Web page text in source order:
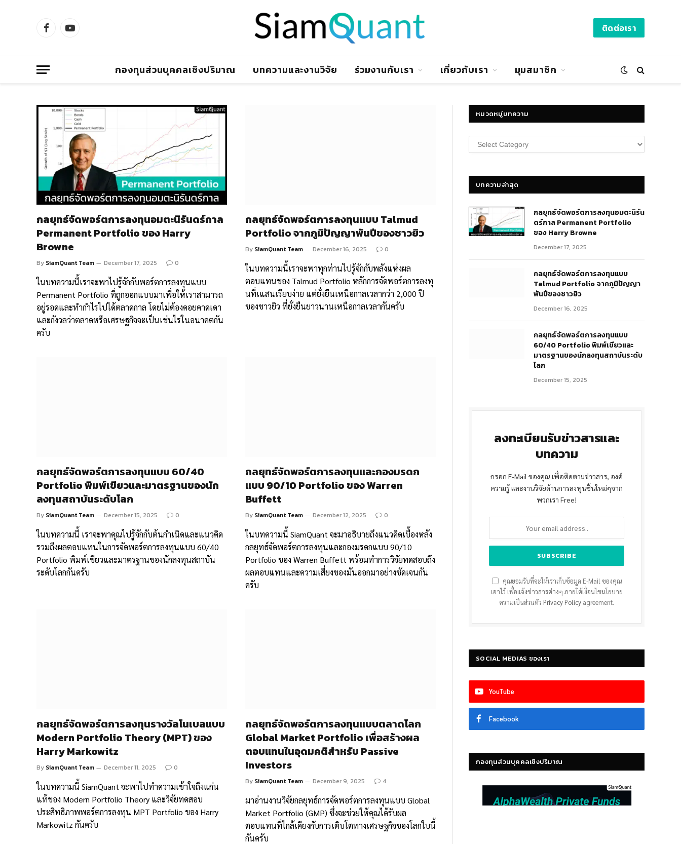
FacebookYouTube ติดต่อเรา
กองทุนส่วนบุคคลเชิงปริมาณ บทความและงานวิจัย ร่วมงานกับเรา เกี่ยวกับเรา มุมสมาชิก
กลยุทธ์​จัดพอร์ตการลงทุนอมตะนิรันดร์กาล
Permanent Portfolio ของ Harry
Browne
By SiamQuant Team December 17, 2025 0
ในบทความนี้เราจะพาไปรู้จักกับพอร์ตการลงทุนแบบ
Permanent Portfolio ที่ถูกออกแบบมาเพื่อให้เราสามารถ
อยู่รอดและทำกำไรไปได้ตลาดกาล โดยไม่ต้องคอยคาดเดา
และกังวลว่าตลาดหรือเศรษฐกิจจะเป็นเช่นไรในอนาคตกัน
ครับ
กลยุทธ์จัดพอร์ตการลงทุนแบบ Talmud
Portfolio จากภูมิปัญญาพันปีของชาวยิว
By SiamQuant Team December 16, 2025 0
ในบทความนี้เราจะพาทุกท่านไปรู้จักกับพลังแห่งผล
ตอบแทนของ Talmud Portfolio หลักการจัดพอร์ตการลงทุ
นที่เแสนเรียบง่าย แต่ยั่งยืนเหนือกาลเวลากว่า 2,000 ปี
ของชาวยิว ที่ยั่งยืนยาวนานเหนือกาลเวลากันครับ
กลยุทธ์จัดพอร์ตการลงทุนแบบ 60/40
Portfolio พิมพ์เขียวและมาตรฐานของนัก
ลงทุนสถาบันระดับโลก
By SiamQuant Team December 15, 2025 0
ในบทความนี้ เราจะพาคุณไปรู้จักกับต้นกำเนิดและแนวคิด
รวมถึงผลตอบแทนในการจัดพอร์ตการลงทุนแบบ 60/40
Portfolio พิมพ์เขียวและมาตรฐานของนักลงทุนสถาบัน
ระดับโลกกันครับ
กลยุทธ์จัดพอร์ตการลงทุนและกองมรดก
แบบ 90/10 Portfolio ของ Warren
Buffett
By SiamQuant Team December 12, 2025 0
ในบทความนี้ SiamQuant จะมาอธิบายถึงแนวคิดเบื้องหลัง
กลยุทธ์จัดพอร์ตการลงทุนและกองมรดกแบบ 90/10
Portfolio ของ Warren Buffett พร้อมทำการวิจัยทดสอบถึง
ผลตอบแทนและความเสี่ยงของมันออกมาอย่างชัดเจนกัน
ครับ
กลยุทธ์จัดพอร์ตการลงทุนรางวัลโนเบลแบบ
Modern Portfolio Theory (MPT) ของ
Harry Markowitz
By SiamQuant Team December 11, 2025 0
ในบทความนี้ SiamQuant จะพาไปทำความเข้าใจถึงแก่น
แท้ของ Modern Portfolio Theory และวิจัยทดสอบ
ประสิทธิภาพพอร์ตการลงทุน MPT Portfolio ของ Harry
Markowitz กันครับ
กลยุทธ์จัดพอร์ตการลงทุนแบบตลาดโลก
Global Market Portfolio เพื่อสร้างผล
ตอบแทนในอุดมคติสำหรับ Passive
Investors
By SiamQuant Team December 9, 2025 4
มาอ่านงานวิจัยกลยุทธ์การจัดพอร์ตการลงทุนแบบ Global
Market Portfolio (GMP) ซึ่งจะช่วยให้คุณได้รับผล
ตอบแทนที่ไกล้เคียงกับการเติบโตทางเศรษฐกิจของโลกใบนี้
กันครับ
หมวดหมู่บทความ
หมวด
หมู่
บทความล่าสุด
กลยุทธ์​จัดพอร์ตการลงทุนอมตะนิรัน
ดร์กาล Permanent Portfolio
ของ Harry Browne
December 17, 2025
กลยุทธ์จัดพอร์ตการลงทุนแบบ
Talmud Portfolio จากภูมิปัญญา
พันปีของชาวยิว
December 16, 2025
กลยุทธ์จัดพอร์ตการลงทุนแบบ
60/40 Portfolio พิมพ์เขียวและ
มาตรฐานของนักลงทุนสถาบันระดับ
โลก
December 15, 2025
ลงทะเบียนรับข่าวสารและ
บทความ
กรอก E-Mail ของคุณ เพื่อติดตามข่าวสาร, องค์
ความรู้ และงานวิจัยด้านการลงทุนชิ้นใหม่ๆจาก
พวกเรา Free!
คุณยอมรับที่จะให้เราเก็บข้อมูล E-Mail ของคุณ
เอาไว้ เพื่อแจ้งข่าวสารต่างๆ ภายใต้เงื่อนไขนโยบาย
ความเป็นส่วนตัว Privacy Policy agreement.
SOCIAL MEDIAS ของเรา
YouTube
Facebook
กองทุนส่วนบุคคลเชิงปริมาณ